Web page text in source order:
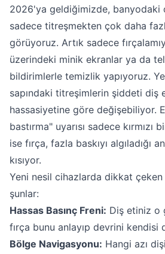
2026'ya geldiğimizde, banyodaki
sadece titreşmekten çok daha
görüyoruz. Artık sadece
üzerindeki minik ekranlar ya da
bildirimlerle temizlik yapıyoruz.
sapındaki titreşimlerin şiddeti diş
hassasiyetine göre değişebiliyor.
bastırma" uyarısı sadece kırmızı
ise fırça, fazla baskıyı algıladığı
kısıyor.
Yeni nesil cihazlarda dikkat
şunlar:
Hassas Basınç Freni: Diş etiniz o
fırça bunu anlayıp devrini kendisi
Bölge Navigasyonu: Hangi azı